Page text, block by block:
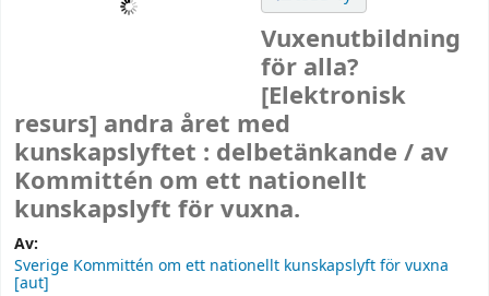
Vuxenutbildning
för alla?
[Elektronisk
resurs] andra året med
kunskapslyftet : delbetänkande / av
Kommittén om ett nationellt
kunskapslyft för vuxna.
Av:
Sverige Kommittén om ett nationellt kunskapslyft för vuxna
[aut]